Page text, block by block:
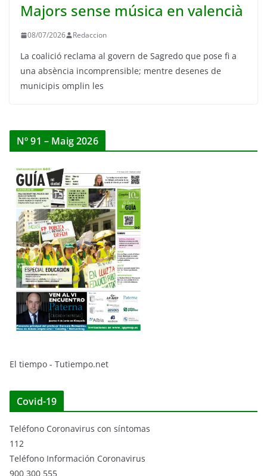
Majors sense música en valencià
08/07/2026 Redaccion
La coalició reclama al govern de Sagredo que pose fi a
una absència incomprensible; mentre desenes de
municipis omplin les
Nº 91 – Maig 2026
El tiempo - Tutiempo.net
Covid-19
Teléfono Coronavirus con síntomas
112
Teléfono Información Coronavirus
900 300 555